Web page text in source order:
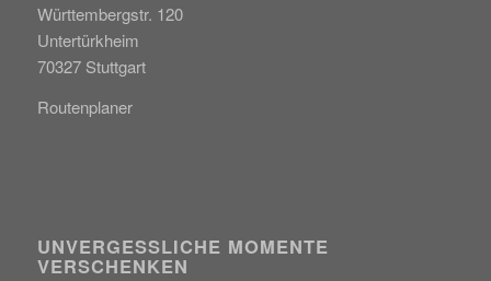
Württembergstr. 120
Untertürkheim
70327 Stuttgart
Routenplaner
UNVERGESSLICHE MOMENTE
VERSCHENKEN